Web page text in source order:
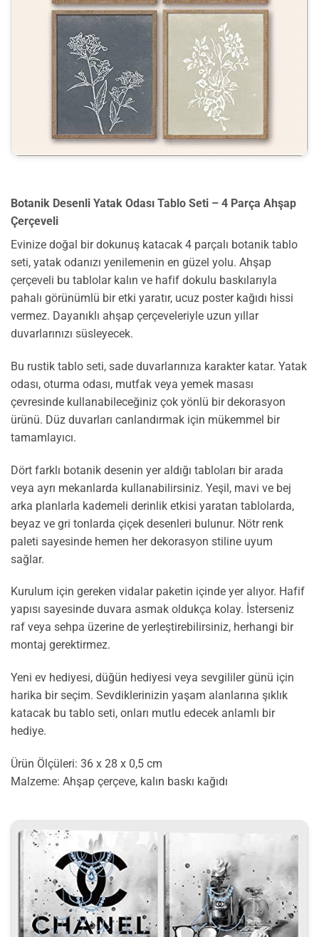
Botanik Desenli Yatak Odası Tablo Seti – 4 Parça Ahşap
Çerçeveli
Evinize doğal bir dokunuş katacak 4 parçalı botanik tablo
seti, yatak odanızı yenilemenin en güzel yolu. Ahşap
çerçeveli bu tablolar kalın ve hafif dokulu baskılarıyla
pahalı görünümlü bir etki yaratır, ucuz poster kağıdı hissi
vermez. Dayanıklı ahşap çerçeveleriyle uzun yıllar
duvarlarınızı süsleyecek.
Bu rustik tablo seti, sade duvarlarınıza karakter katar. Yatak
odası, oturma odası, mutfak veya yemek masası
çevresinde kullanabileceğiniz çok yönlü bir dekorasyon
ürünü. Düz duvarları canlandırmak için mükemmel bir
tamamlayıcı.
Dört farklı botanik desenin yer aldığı tabloları bir arada
veya ayrı mekanlarda kullanabilirsiniz. Yeşil, mavi ve bej
arka planlarla kademeli derinlik etkisi yaratan tablolarda,
beyaz ve gri tonlarda çiçek desenleri bulunur. Nötr renk
paleti sayesinde hemen her dekorasyon stiline uyum
sağlar.
Kurulum için gereken vidalar paketin içinde yer alıyor. Hafif
yapısı sayesinde duvara asmak oldukça kolay. İsterseniz
raf veya sehpa üzerine de yerleştirebilirsiniz, herhangi bir
montaj gerektirmez.
Yeni ev hediyesi, düğün hediyesi veya sevgililer günü için
harika bir seçim. Sevdiklerinizin yaşam alanlarına şıklık
katacak bu tablo seti, onları mutlu edecek anlamlı bir
hediye.
Ürün Ölçüleri: 36 x 28 x 0,5 cm
Malzeme: Ahşap çerçeve, kalın baskı kağıdı